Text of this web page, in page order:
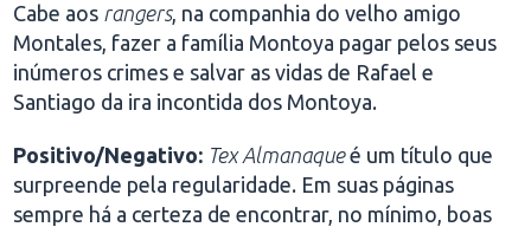
Cabe aos rangers, na companhia do velho amigo
Montales, fazer a família Montoya pagar pelos seus
inúmeros crimes e salvar as vidas de Rafael e
Santiago da ira incontida dos Montoya.
Positivo/Negativo: Tex Almanaqueé um título que
surpreende pela regularidade. Em suas páginas
sempre há a certeza de encontrar, no mínimo, boas